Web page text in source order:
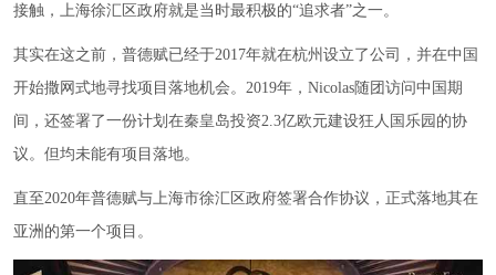
接触，上海徐汇区政府就是当时最积极的“追求者”之一。
其实在这之前，普德赋已经于2017年就在杭州设立了公司，并在中国
开始撒网式地寻找项目落地机会。2019年，Nicolas随团访问中国期
间，还签署了一份计划在秦皇岛投资2.3亿欧元建设狂人国乐园的协
议。但均未能有项目落地。
直至2020年普德赋与上海市徐汇区政府签署合作协议，正式落地其在
亚洲的第一个项目。